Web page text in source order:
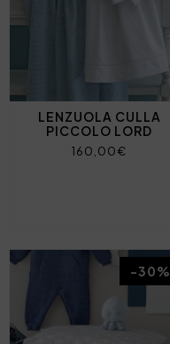
LENZUOLA CULLA
PICCOLO LORD
160,00€
-30%